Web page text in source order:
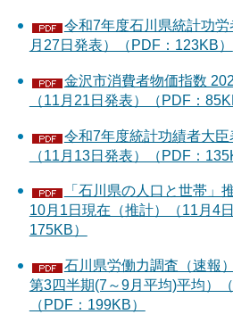
令和7年度石川県統計功
月27日発表）（PDF：123KB）
金沢市消費者物価指数
（11月21日発表）（PDF：
令和7年度統計功績者大
（11月13日発表）（PDF：
「石川県の人口と世帯」
10月1日現在（推計）（11月4
175KB）
石川県労働力調査（速報
第3四半期(7～9月平均)平均）
（PDF：199KB）